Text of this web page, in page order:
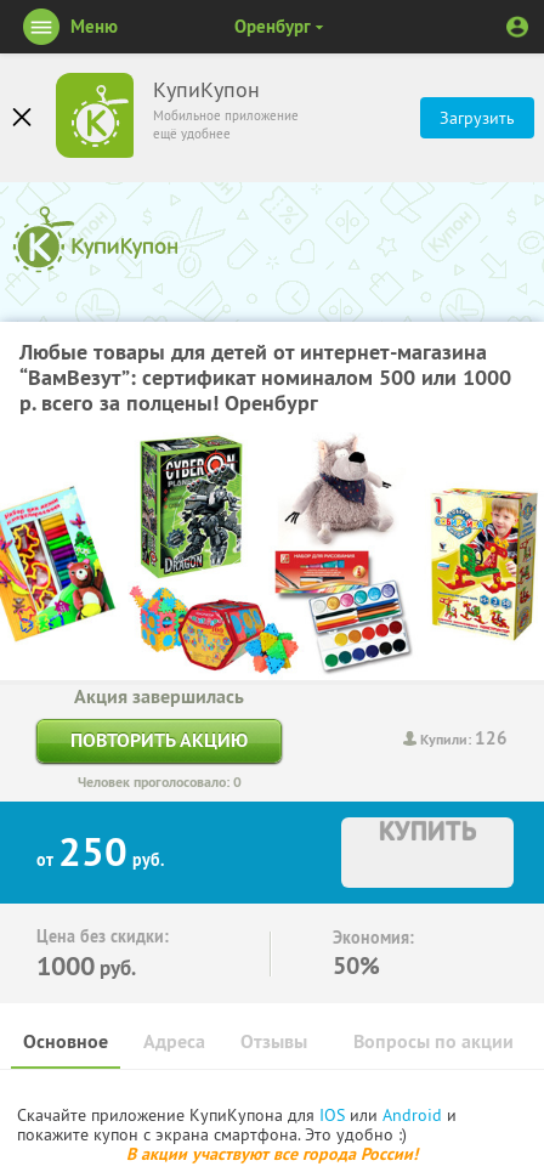
КупиКупон
Мобильное приложение
ещё удобнее
Загрузить
Меню Оренбург
Любые товары для детей от интернет-магазина
“ВамВезут”: сертификат номиналом 500 или 1000
р. всего за полцены! Оренбург
Купили: 126
Акция завершилась
ПОВТОРИТЬ АКЦИЮ
Человек проголосовало: 0
от 250 руб.
КУПИТЬ
Цена без скидки:
1000 руб.
Экономия:
50%
Основное Отзывы Вопросы по акции
Адреса
Скачайте приложение КупиКупона для IOS или Android и
покажите купон с экрана смартфона. Это удобно :)
В акции участвуют все города России!